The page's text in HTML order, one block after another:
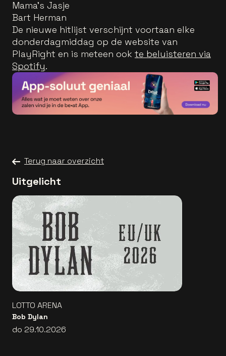
Mama's Jasje
Bart Herman
De nieuwe hitlijst verschijnt voortaan elke
donderdagmiddag op de website van
PlayRight en is meteen ook te beluisteren via
Spotify.
Terug naar overzicht
Uitgelicht
LOTTO ARENA
Bob Dylan
do 29.10.2026